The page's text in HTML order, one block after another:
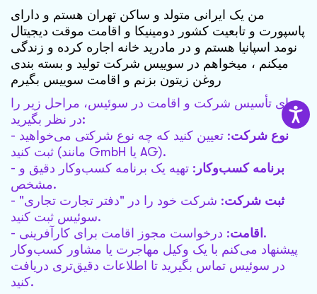
من یک ایرانی متولد و ساکن تهران هستم و دارای
پاسپورت و تابعیت کشور دومینیکا و اقامت موقت دیجیتال
نومد اسپانیا هستم و در مادرید خانه اجاره کرده و زندگی
میکنم ، میخواهم در سوییس شرکت تولید و بسته بندی
روغن زیتون بزنم و اقامت سوییس بگیرم
برای تأسیس شرکت و اقامت در سوئیس، مراحل زیر را
در نظر بگیرید:
-
نوع شرکت: تعیین کنید که چه نوع شرکتی می‌خواهید
ثبت کنید (مانند GmbH یا AG).
-
برنامه کسب‌وکار : تهیه یک برنامه کسب‌وکار دقیق و
مشخص.
-
ثبت شرکت: شرکت خود را در "دفتر تجارت تجاری"
سوئیس ثبت کنید.
-
اقامت : درخواست مجوز اقامت برای کارآفرینی.
پیشنهاد می‌کنم با یک وکیل مهاجرت یا مشاور کسب‌وکار
در سوئیس تماس بگیرید تا اطلاعات دقیق‌تری دریافت
کنید.